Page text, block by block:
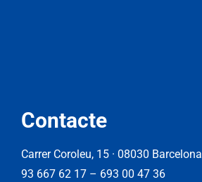
Contacte
Carrer Coroleu, 15 · 08030 Barcelona
93 667 62 17– 693 00 47 36